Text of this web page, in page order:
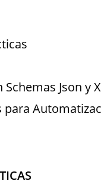
Json y
para